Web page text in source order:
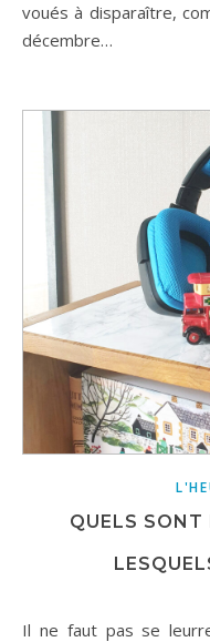
voués à disparaître,
décembre…
QUELS SONT
Il ne faut pas se leurrer, et c’est ce que je dis à mes